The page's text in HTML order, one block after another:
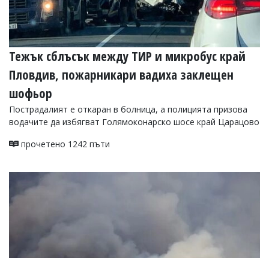
Тежък сблъсък между ТИР и микробус край
Пловдив, пожарникари вадиха заклещен
шофьор
Пострадалият е откаран в болница, а полицията призова
водачите да избягват Голямоконарско шосе край Царацово
прочетено 1242 пъти